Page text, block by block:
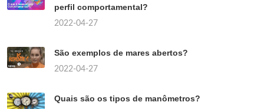
perfil comportamental?
2022-04-27
São exemplos de mares abertos?
2022-04-27
Quais são os tipos de manômetros?